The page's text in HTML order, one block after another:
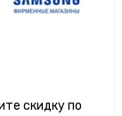
скидку по